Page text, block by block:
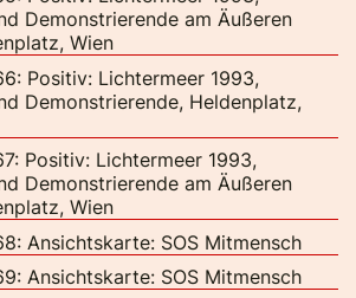
Demonstrierende am Äußeren
Wien
Positiv: Lichtermeer 1993,
Demonstrierende, Heldenplatz,
Positiv: Lichtermeer 1993,
Demonstrierende am Äußeren
Wien
Ansichtskarte: SOS Mitmensch
Ansichtskarte: SOS Mitmensch